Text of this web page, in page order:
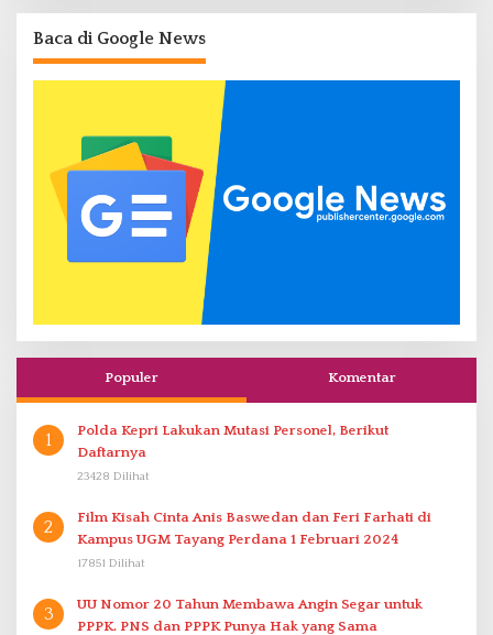
Baca di Google News
Populer Komentar
1
Polda Kepri Lakukan Mutasi Personel, Berikut
Daftarnya
23428 Dilihat
2
Film Kisah Cinta Anis Baswedan dan Feri Farhati di
Kampus UGM Tayang Perdana 1 Februari 2024
17851 Dilihat
3
UU Nomor 20 Tahun Membawa Angin Segar untuk
PPPK. PNS dan PPPK Punya Hak yang Sama